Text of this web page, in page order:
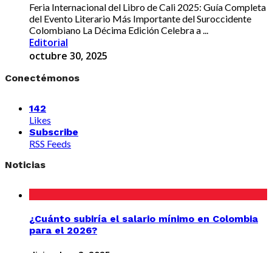
Feria Internacional del Libro de Cali 2025: Guía Completa
del Evento Literario Más Importante del Suroccidente
Colombiano La Décima Edición Celebra a ...
Editorial
octubre 30, 2025
Conectémonos
142
Likes
Subscribe
RSS Feeds
Noticias
¿Cuánto subiría el salario mínimo en Colombia
para el 2026?